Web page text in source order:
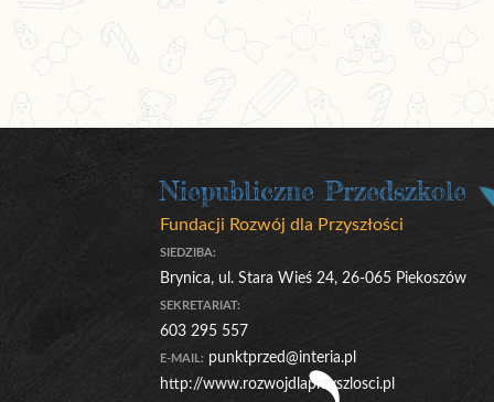
Niepubliczne Przedszkole
Fundacji Rozwój dla Przyszłości
SIEDZIBA:
Brynica, ul. Stara Wieś 24, 26-065 Piekoszów
SEKRETARIAT:
603 295 557
E-MAIL: punktprzed@interia.pl
http://www.rozwojdlaprzyszlosci.pl